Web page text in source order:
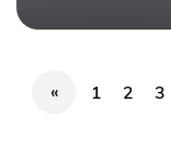
« 1 2 3